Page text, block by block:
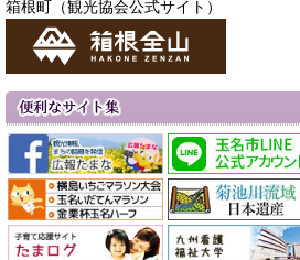
箱根町（観光協会公式サイト）